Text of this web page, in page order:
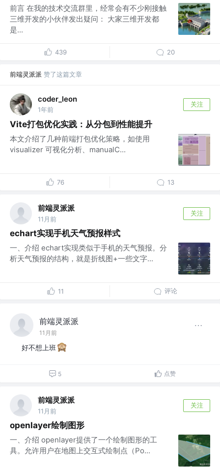
前言 在我的技术交流群里，经常会有不少刚接触
三维开发的小伙伴发出疑问： 大家三维开发都
是...
439 20
前端灵派派 赞了这篇文章
coder_leon
1年前
关注
Vite打包优化实践：从分包到性能提升
本文介绍了几种前端打包优化策略，如使用
visualizer 可视化分析、manualC...
76 13
前端灵派派
11月前
关注
echart实现手机天气预报样式
一、介绍 echart实现类似于手机的天气预报。分
析天气预报的结构，就是折线图+一些文字...
11 评论
前端灵派派
11月前
好不想上班
5 点赞
前端灵派派
11月前
关注
openlayer绘制图形
一、介绍 openlayer提供了一个绘制图形的工
具。允许用户在地图上交互式绘制点（Po...